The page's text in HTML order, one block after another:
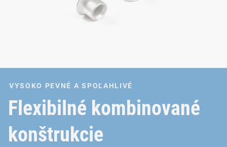
VYSOKO PEVNÉ A SPOĽAHLIVÉ
Flexibilné kombinované
konštrukcie